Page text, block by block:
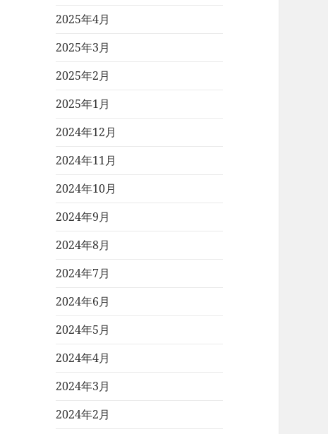
2025年4月
2025年3月
2025年2月
2025年1月
2024年12月
2024年11月
2024年10月
2024年9月
2024年8月
2024年7月
2024年6月
2024年5月
2024年4月
2024年3月
2024年2月